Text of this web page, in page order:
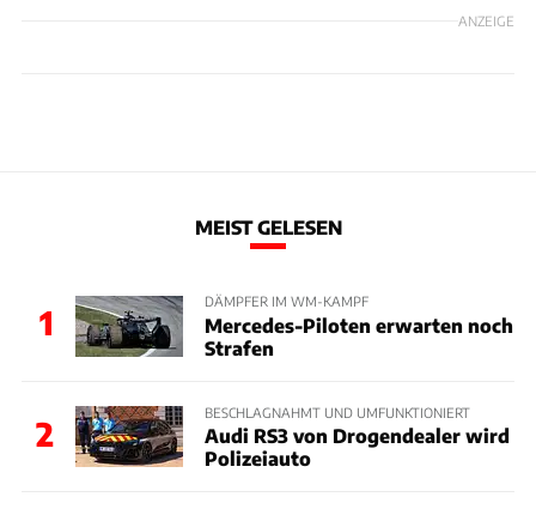
ANZEIGE
MEIST GELESEN
1
DÄMPFER IM WM-KAMPF
Mercedes-Piloten erwarten noch
Strafen
2
BESCHLAGNAHMT UND UMFUNKTIONIERT
Audi RS3 von Drogendealer wird
Polizeiauto